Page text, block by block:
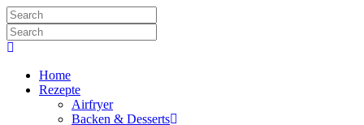
Home
Rezepte
Airfryer
Backen & Desserts